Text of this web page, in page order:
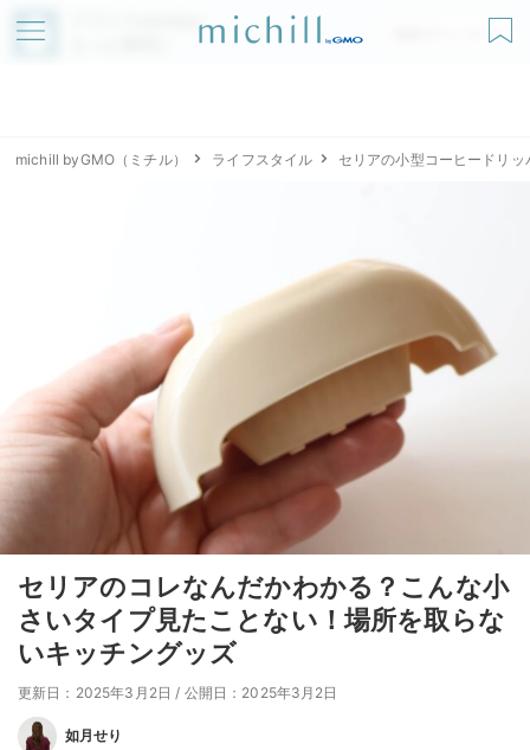
アプリでmichillが
無料ダウンロード
michill byGMO（ミチル） ライフスタイル セリアの小型コーヒードリッ
セリアのコレなんだかわかる？こんな小
さいタイプ見たことない！場所を取らな
いキッチングッズ
更新日：2025年3月2日 / 公開日：2025年3月2日
如月せり